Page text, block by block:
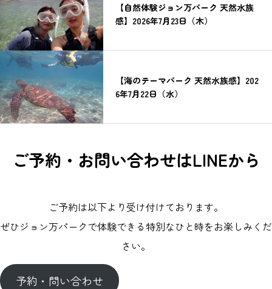
【自然体験ジョン万パーク 天然水族
感】2026年7月23日（木）
【海のテーマパーク 天然水族感】202
6年7月22日（水）
ご予約・お問い合わせはLINEから
ご予約は以下より受け付けております。
ぜひジョン万パークで体験できる特別なひと時をお楽しみくだ
さい。
予約・問い合わせ